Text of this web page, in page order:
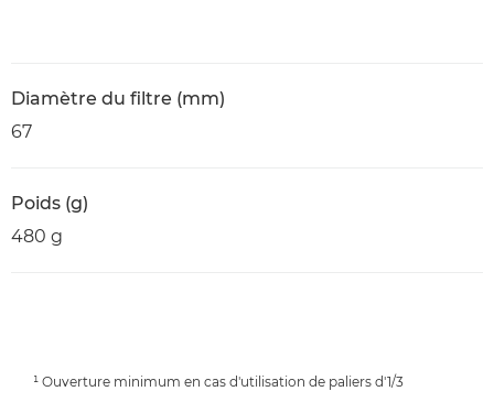
Diamètre du filtre (mm)
67
Poids (g)
480 g
¹ Ouverture minimum en cas d'utilisation de paliers d'1/3